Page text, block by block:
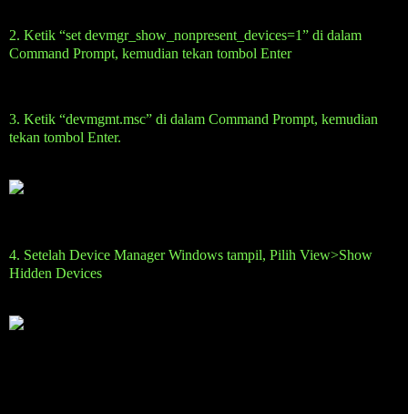
2. Ketik “set devmgr_show_nonpresent_devices=1” di dalam
Command Prompt, kemudian tekan tombol Enter
3. Ketik “devmgmt.msc” di dalam Command Prompt, kemudian
tekan tombol Enter.
4. Setelah Device Manager Windows tampil, Pilih View>Show
Hidden Devices